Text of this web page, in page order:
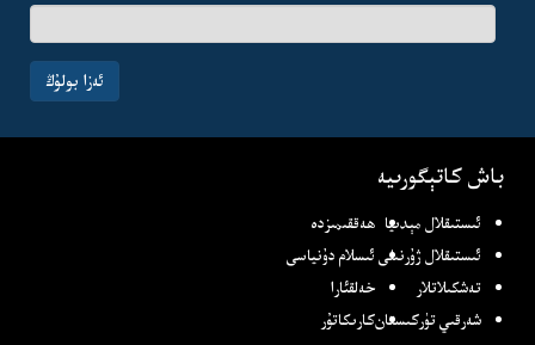
ئېلخەت
ئادرىسىڭىز
ئەزا بولۇڭ
باش كاتېگورىيە
ئىستىقلال مېدىيا ھەققىمىزدە
ئىستىقلال ژۇرنىلى ئىسلام دۇنياسى
تەشكىلاتلار
خەلقئارا
شەرقىي تۈركىستانكارىكاتۇر